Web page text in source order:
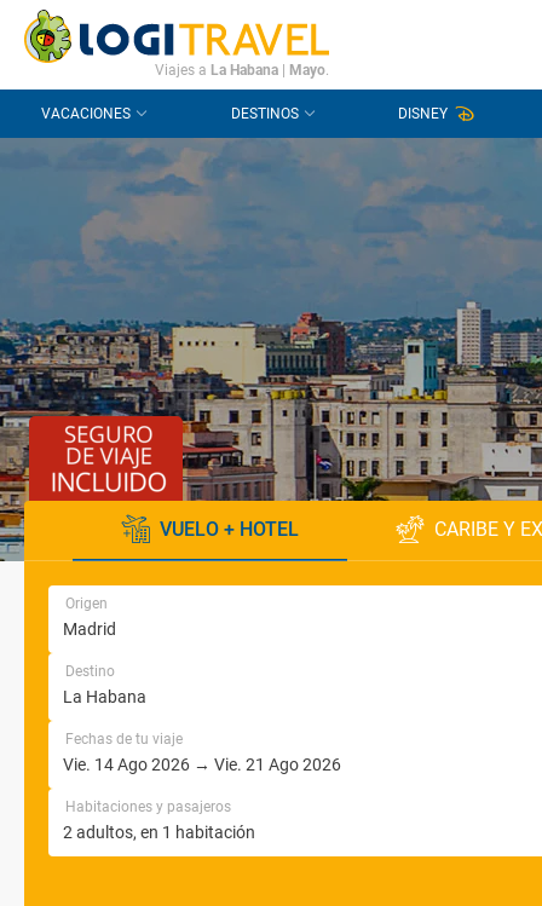
CONTACTO PREGUNTAS FRECUENTES
Viajes a La Habana| Mayo.
VACACIONES DESTINOS DISNEY
VUELO + HOTEL CARIBE Y
Origen
Destino
Fechas de tu viaje
Habitaciones y pasajeros